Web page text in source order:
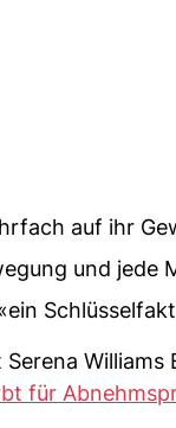
auf ihr
und jede
für